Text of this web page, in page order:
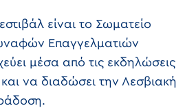
είναι το Σωματείο
Επαγγελματιών
μέσα από τις εκδηλώσεις
να διαδώσει την Λεσβιακή